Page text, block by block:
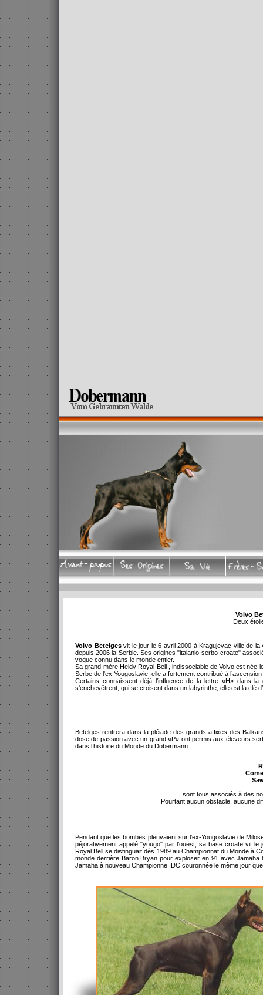
Volvo
Deux
Volvo Betelgesvit le jour le 6 avril 2000 à Kragujevac ville de la
depuis 2006 la Serbie. Ses origines "italanio-serbo-croate"
vogue connu dans le monde entier.
Sa grand-mère Heidy Royal Bell , indissociable de Volvo est née
Serbe de l'ex Yougoslavie, elle a fortement contribué à
Certains connaissent déjà l’influence de la lettre «H» dans
s'enchevêtrent, qui se croisent dans un labyrinthe, elle est la clé
Betelges rentrera dans la pléiade des grands affixes des
dose de passion avec un grand «P» ont permis aux éleveurs
dans l’histoire du Monde du Dobermann.
sont tous associés à des
Pourtant aucun obstacle, aucune
Pendant que les bombes pleuvaient sur l'ex-Yougoslavie de
péjorativement appelé "yougo" par l’ouest, sa base croate vit le
Royal Bell se distinguait dès 1989 au Championnat du Monde à
monde derrière Baron Bryan pour exploser en 91 avec
Jamaha à nouveau Championne IDC couronnée le même jour